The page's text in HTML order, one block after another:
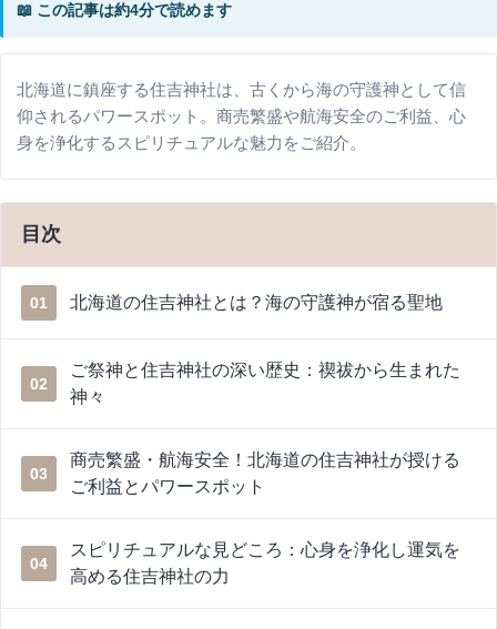
📖 この記事は約4分で読めます
北海道に鎮座する住吉神社は、古くから海の守護神として信
仰されるパワースポット。商売繁盛や航海安全のご利益、心
身を浄化するスピリチュアルな魅力をご紹介。
目次
01 北海道の住吉神社とは？海の守護神が宿る聖地
02
ご祭神と住吉神社の深い歴史：禊祓から生まれた
神々
03
商売繁盛・航海安全！北海道の住吉神社が授ける
ご利益とパワースポット
04
スピリチュアルな見どころ：心身を浄化し運気を
高める住吉神社の力